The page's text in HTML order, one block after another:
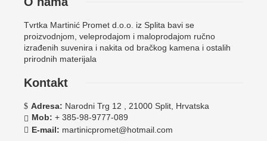
Tvrtka Martinić Promet d.o.o. iz Splita bavi se
proizvodnjom, veleprodajom i maloprodajom ručno
izrađenih suvenira i nakita od bračkog kamena i ostalih
prirodnih materijala
Kontakt
Adresa: Narodni Trg 12 , 21000 Split, Hrvatska
Mob: + 385-98-9777-089
E-mail: martinicpromet@hotmail.com